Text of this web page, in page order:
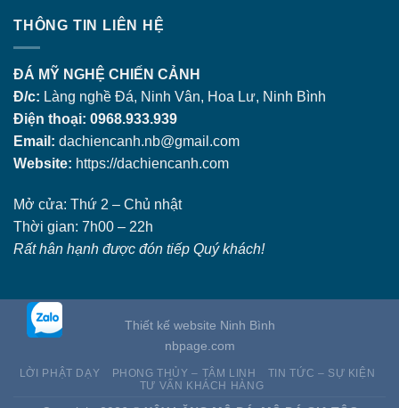
THÔNG TIN LIÊN HỆ
ĐÁ MỸ NGHỆ CHIẾN CẢNH
Đ/c: Làng nghề Đá, Ninh Vân, Hoa Lư, Ninh Bình
Điện thoại: 0968.933.939
Email: dachiencanh.nb@gmail.com
Website: https://dachiencanh.com
Mở cửa: Thứ 2 – Chủ nhật
Thời gian: 7h00 – 22h
Rất hân hạnh được đón tiếp Quý khách!
Thiết kế website Ninh Bình
nbpage.com
LỜI PHẬT DẠY PHONG THỦY – TÂM LINH
TIN TỨC – SỰ KIỆN
TƯ VẤN KHÁCH HÀNG